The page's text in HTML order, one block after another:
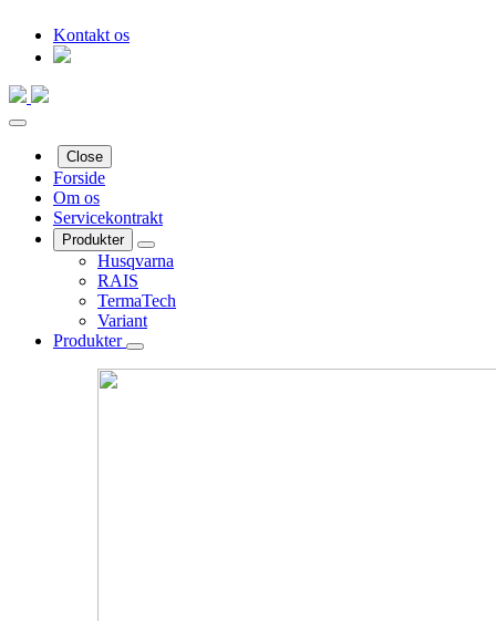
Kontakt os
Close
Forside
Om os
Servicekontrakt
Produkter
Husqvarna
RAIS
TermaTech
Variant
Produkter